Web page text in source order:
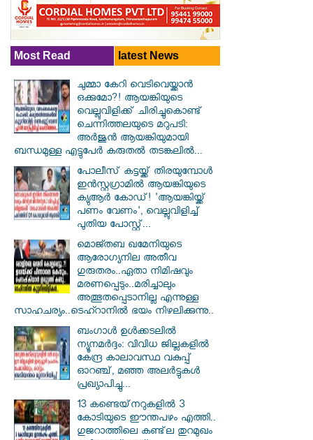
Most Read latest News
ചുമ്മാ കേറി വെടിവെയ്ക്കാൻ
ഒക്കുമോ?! ആയങ്കിയുടെ
വെല്ലുവിളിക്ക് ചിരിച്ചുകൊണ്ട്
ചെന്നിത്തലയുടെ മറുപടി:
അർജുൻ ആയങ്കിയുമായി
ബന്ധമുള്ള എട്ടുപേർ കരുതൽ തടങ്കലിൽ...
പോലീസ് കട്ടയ്ക്ക് തിരയുമ്പോൾ
ഇൻസ്റ്റഗ്രാമിൽ ആയങ്കിയുടെ
ക്യുആർ കോഡ്! 'ആയങ്കിയ്ക്ക്
പണം വേണം', വെല്ലുവിളിച്ച്
പുതിയ പോസ്റ്റ്...
മൊജ്തബ ഖമേനിയുടെ
ആരോഗ്യനില അതീവ
ഗുരുതരം..ഏതാ നിമിഷവും
മരണപ്പെടും..മരിച്ചാലും
അത്ഭുതപ്പെടാനില്ല എന്നുള്ള
സാഹചര്യം..ടെഹ്റാനിൽ ഭയം നിഴലിക്കുന്നു..
ബംഗാൾ ഉൾക്കടലിൽ
ന്യൂനമർദ്ദം: വിവിധ ജില്ലകളിൽ
കേന്ദ്ര കാലാവസ്ഥ വകുപ്പ്
ഓറഞ്ച്, മഞ്ഞ അലർട്ടുകൾ
പ്രഖ്യാപിച്ചു...
13 കണ്ടെയ്‌നറുകളിൽ 3
കോടിയുടെ ഈന്തപഴം എത്തി..
ഗുജറാത്തിലെ കണ്ട്‌ല തുറമുഖം